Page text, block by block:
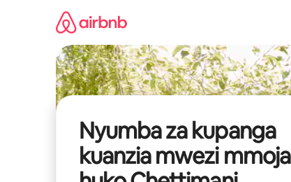
Nyumba za kupanga
kuanzia mwezi mmoja